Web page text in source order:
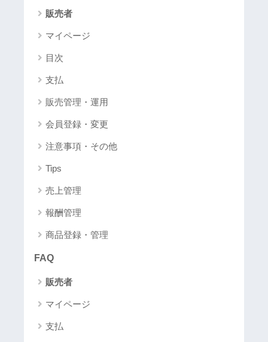
販売者
マイページ
目次
支払
販売管理・運用
会員登録・変更
注意事項・その他
Tips
売上管理
報酬管理
商品登録・管理
FAQ
販売者
マイページ
支払